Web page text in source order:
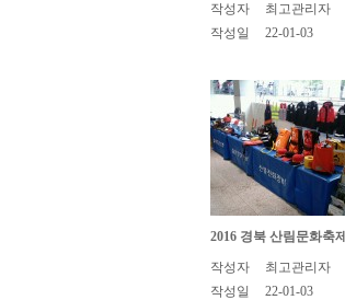
작성자
최고관리자
작성일
22-01-03
2016 경북 산림문화축제
작성자
최고관리자
작성일
22-01-03